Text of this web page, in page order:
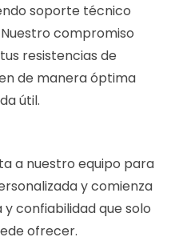
soporte técnico
compromiso
resistencias de
de manera óptima
útil.
a nuestro equipo para
y comienza
confiabilidad que solo
ofrecer.